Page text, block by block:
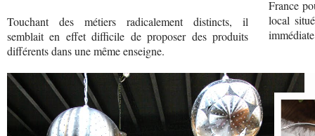
Touchant des métiers radicalement distincts, il
semblait en effet difficile de proposer des produits
différents dans une même enseigne.
France
local